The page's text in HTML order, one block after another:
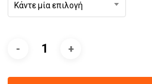
Κάντε μία επιλογή